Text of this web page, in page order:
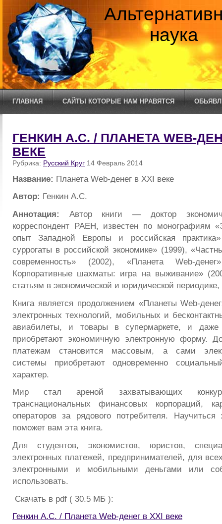
наука
ГЛАВНАЯ САЙТЫ КОТОРЫЕ НАМ НРАВЯТСЯ
ГЕНКИН А.С. / ПЛАНЕТА WEB-
ВЕКЕ
Рубрика: Русский Круг 14 Февраль 2014
Название: Планета Web-денег в XXI веке
Автор: Генкин А.С.
Аннотация: Автор книги — доктор
корреспондент РАЕН, известен по монографиям
опыт Западной Европы и российская
суррогаты в российской экономике» (1999),
современность» (2002), «Планета Web-
Корпоративные шахматы: игра на выживание»
статьям в экономической и юридической периодике,
Книга является продолжением «Планеты Web-
электронных технологий, мобильных и
авиабилеты, и товары в супермаркете, и даже
приобретают экономичную электронную форму.
платежам становится массовым, а сами
системы приобретают одновременно
характер.
Мир стал ареной захватывающих
транснациональных финансовых корпораций,
операторов за рядового потребителя.
поможет вам эта книга.
Для студентов, экономистов, юристов,
электронных платежей, предпринимателей, для
электронными и мобильными деньгами или
использовать.
Скачать в pdf ( 30.5 МБ ):
Генкин А.С. / Планета Web-денег в XXI веке